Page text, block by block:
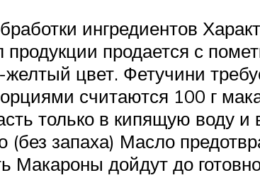
ингредиентов
продается с
цвет. Фетучини
считаются 100 г
только в кипящую воду
(без запаха) Масло
Макароны дойдут до